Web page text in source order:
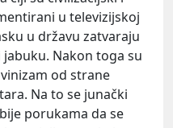
u televizijskoj
u državu zatvaraju
Nakon toga su
od strane
Na to se junački
porukama da se